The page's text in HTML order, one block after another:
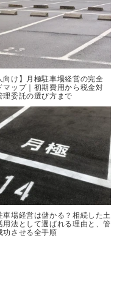
向け】月極駐車場経営の完全
マップ｜初期費用から税金対
理委託の選び方まで
車場経営は儲かる？相続した土
用法として選ばれる理由と、管
功させる全手順